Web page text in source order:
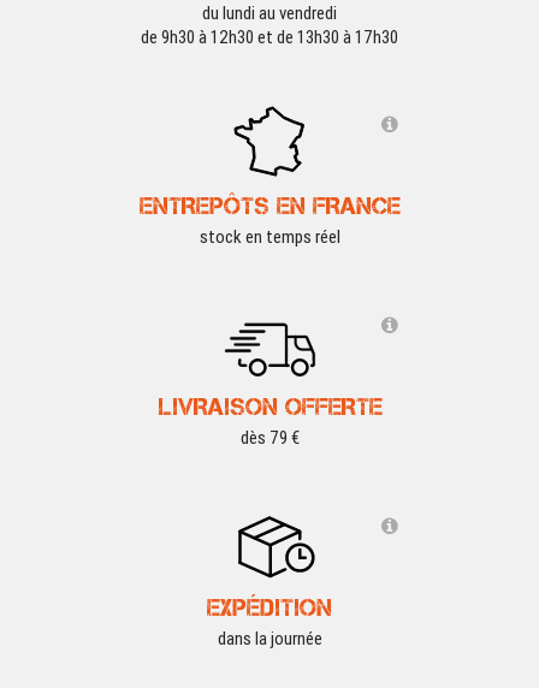
du lundi au vendredi
de 9h30 à 12h30 et de 13h30 à 17h30
ENTREPÔTS EN FRANCE
stock en temps réel
LIVRAISON OFFERTE
dès 79 €
EXPÉDITION
dans la journée